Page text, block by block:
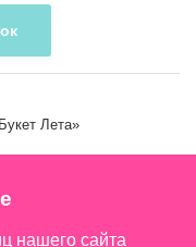
Лета»
нашего сайта